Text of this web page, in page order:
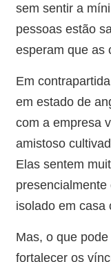
sem sentir a
pessoas estão
esperam que as
Em
em estado de
com a empresa
amistoso
Elas sentem
isolado em casa
Mas, o que
fortalecer os